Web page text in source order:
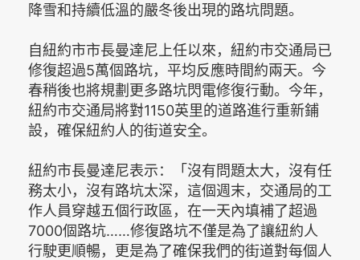
降雪和持續低溫的嚴冬後出現的路坑問題。
自紐約市市長曼達尼上任以來，紐約市交通局已
修復超過5萬個路坑，平均反應時間約兩天。今
春稍後也將規劃更多路坑閃電修復行動。今年，
紐約市交通局將對1150英里的道路進行重新鋪
設，確保紐約人的街道安全。
紐約市長曼達尼表示：「沒有問題太大，沒有任
務太小，沒有路坑太深，這個週末，交通局的工
作人員穿越五個行政區，在一天內填補了超過
7000個路坑……修復路坑不僅是為了讓紐約人
行駛更順暢，更是為了確保我們的街道對每個人